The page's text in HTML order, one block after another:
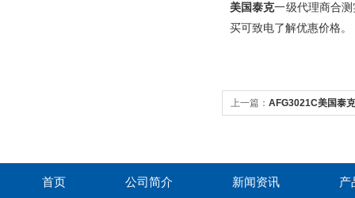
美国泰克一级代理商合
买可致电了解优惠价格。
上一篇： AFG3021C美国泰
首页 公司简介 新闻资讯 产